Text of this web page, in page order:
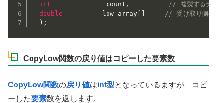
int
              count
,
// 複製するデ
double
          low_array
// 受け取り側
) ;
CopyLow関数の戻り値はコピーした要素数
CopyLow関数の戻り値はint型となっているますが、コピ
ーした要素数を返します。